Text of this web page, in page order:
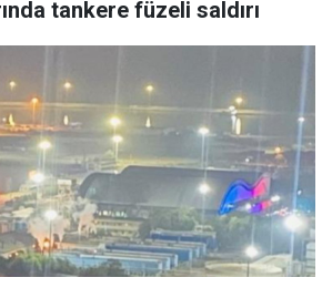
tankere füzeli saldırı